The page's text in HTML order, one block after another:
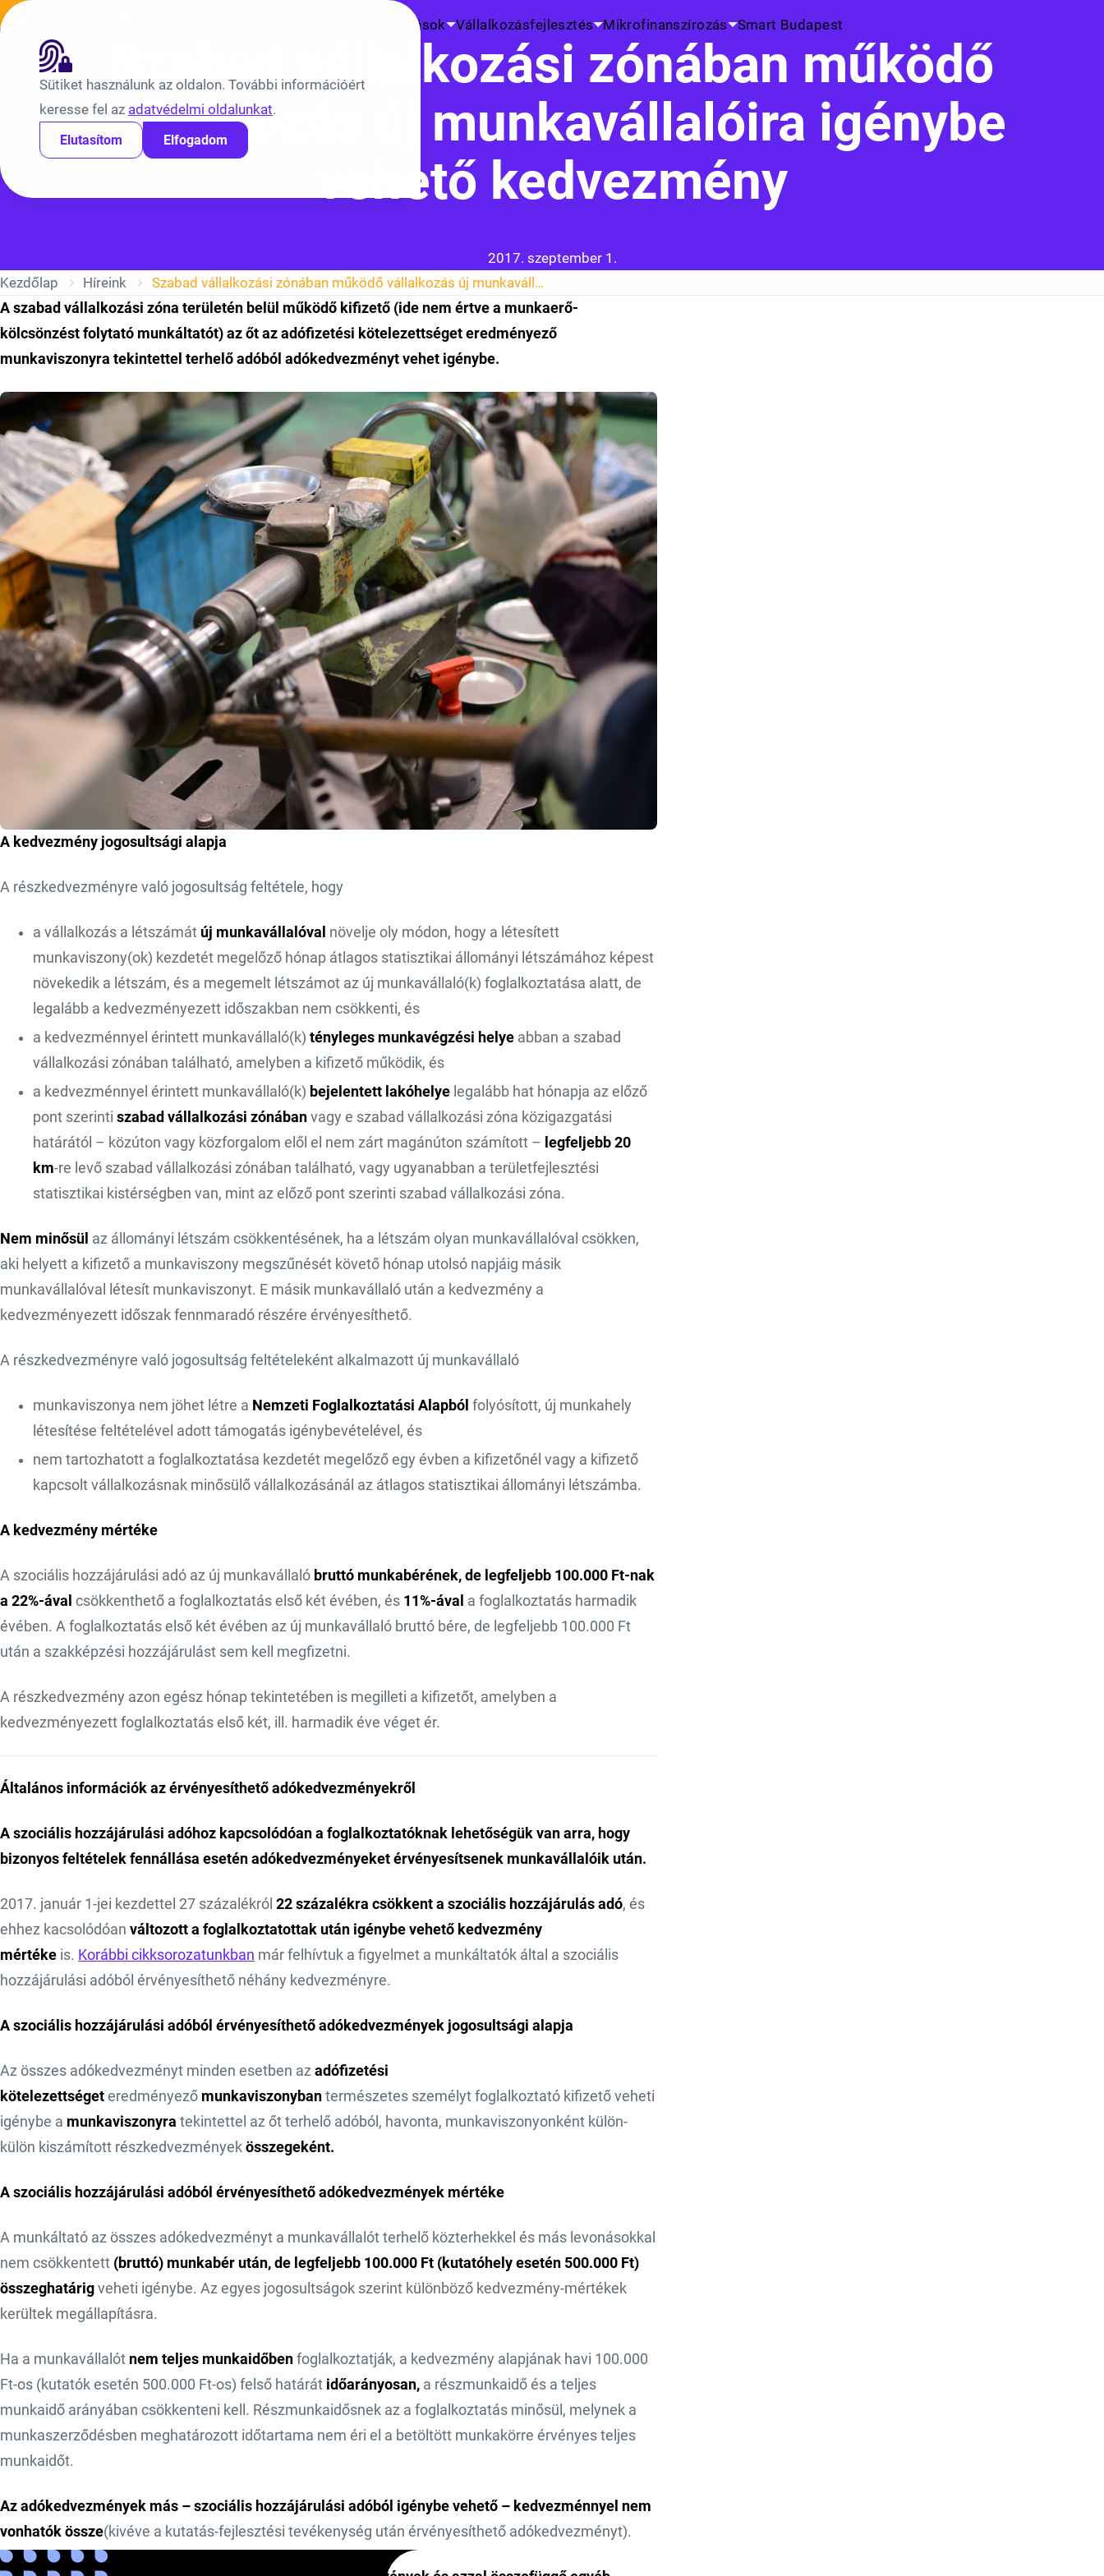
Sütiket használunk az oldalon. További információért
keresse fel az adatvédelmi oldalunkat.
Elutasítom Elfogadom
Kutatások Vállalkozásfejlesztés Mikrofinanszírozás Smart Budapest
Szabad vállalkozási zónában működő
vállalkozás új munkavállalóira igénybe
vehető kedvezmény
Közzétéve:
2017. szeptember 1.
Kezdőlap
Híreink
Szabad vállalkozási zónában működő vállalkozás új munkavállalóira igénybe vehető kedvezmény
A szabad vállalkozási zóna területén belül működő kifizető (ide nem értve a munkaerő-
kölcsönzést folytató munkáltatót) az őt az adófizetési kötelezettséget eredményező
munkaviszonyra tekintettel terhelő adóból adókedvezményt vehet igénybe.
A kedvezmény jogosultsági alapja
A részkedvezményre való jogosultság feltétele, hogy
a vállalkozás a létszámát új munkavállalóval növelje oly módon, hogy a létesített
munkaviszony(ok) kezdetét megelőző hónap átlagos statisztikai állományi létszámához képest
növekedik a létszám, és a megemelt létszámot az új munkavállaló(k) foglalkoztatása alatt, de
legalább a kedvezményezett időszakban nem csökkenti, és
a kedvezménnyel érintett munkavállaló(k) tényleges munkavégzési helye abban a szabad
vállalkozási zónában található, amelyben a kifizető működik, és
a kedvezménnyel érintett munkavállaló(k) bejelentett lakóhelye legalább hat hónapja az előző
pont szerinti szabad vállalkozási zónában vagy e szabad vállalkozási zóna közigazgatási
határától – közúton vagy közforgalom elől el nem zárt magánúton számított – legfeljebb 20
km-re levő szabad vállalkozási zónában található, vagy ugyanabban a területfejlesztési
statisztikai kistérségben van, mint az előző pont szerinti szabad vállalkozási zóna.
Nem minősül az állományi létszám csökkentésének, ha a létszám olyan munkavállalóval csökken,
aki helyett a kifizető a munkaviszony megszűnését követő hónap utolsó napjáig másik
munkavállalóval létesít munkaviszonyt. E másik munkavállaló után a kedvezmény a
kedvezményezett időszak fennmaradó részére érvényesíthető.
A részkedvezményre való jogosultság feltételeként alkalmazott új munkavállaló
munkaviszonya nem jöhet létre a Nemzeti Foglalkoztatási Alapból folyósított, új munkahely
létesítése feltételével adott támogatás igénybevételével, és
nem tartozhatott a foglalkoztatása kezdetét megelőző egy évben a kifizetőnél vagy a kifizető
kapcsolt vállalkozásnak minősülő vállalkozásánál az átlagos statisztikai állományi létszámba.
A kedvezmény mértéke
A szociális hozzájárulási adó az új munkavállaló bruttó munkabérének, de legfeljebb 100.000 Ft-nak
a 22%-ával csökkenthető a foglalkoztatás első két évében, és 11%-ával a foglalkoztatás harmadik
évében. A foglalkoztatás első két évében az új munkavállaló bruttó bére, de legfeljebb 100.000 Ft
után a szakképzési hozzájárulást sem kell megfizetni.
A részkedvezmény azon egész hónap tekintetében is megilleti a kifizetőt, amelyben a
kedvezményezett foglalkoztatás első két, ill. harmadik éve véget ér.
Általános információk az érvényesíthető adókedvezményekről
A szociális hozzájárulási adóhoz kapcsolódóan a foglalkoztatóknak lehetőségük van arra, hogy
bizonyos feltételek fennállása esetén adókedvezményeket érvényesítsenek munkavállalóik után.
2017. január 1-jei kezdettel 27 százalékról 22 százalékra csökkent a szociális hozzájárulás adó, és
ehhez kacsolódóan változott a foglalkoztatottak után igénybe vehető kedvezmény
mértéke is. Korábbi cikksorozatunkban már felhívtuk a figyelmet a munkáltatók által a szociális
hozzájárulási adóból érvényesíthető néhány kedvezményre.
A szociális hozzájárulási adóból érvényesíthető adókedvezmények jogosultsági alapja
Az összes adókedvezményt minden esetben az adófizetési
kötelezettséget eredményező munkaviszonyban természetes személyt foglalkoztató kifizető veheti
igénybe a munkaviszonyra tekintettel az őt terhelő adóból, havonta, munkaviszonyonként külön-
külön kiszámított részkedvezmények összegeként.
A szociális hozzájárulási adóból érvényesíthető adókedvezmények mértéke
A munkáltató az összes adókedvezményt a munkavállalót terhelő közterhekkel és más levonásokkal
nem csökkentett (bruttó) munkabér után, de legfeljebb 100.000 Ft (kutatóhely esetén 500.000 Ft)
összeghatárig veheti igénybe. Az egyes jogosultságok szerint különböző kedvezmény-mértékek
kerültek megállapításra.
Ha a munkavállalót nem teljes munkaidőben foglalkoztatják, a kedvezmény alapjának havi 100.000
Ft-os (kutatók esetén 500.000 Ft-os) felső határát időarányosan, a részmunkaidő és a teljes
munkaidő arányában csökkenteni kell. Részmunkaidősnek az a foglalkoztatás minősül, melynek a
munkaszerződésben meghatározott időtartama nem éri el a betöltött munkakörre érvényes teljes
munkaidőt.
Az adókedvezmények más – szociális hozzájárulási adóból igénybe vehető – kedvezménnyel nem
vonhatók össze(kivéve a kutatás-fejlesztési tevékenység után érvényesíthető adókedvezményt).